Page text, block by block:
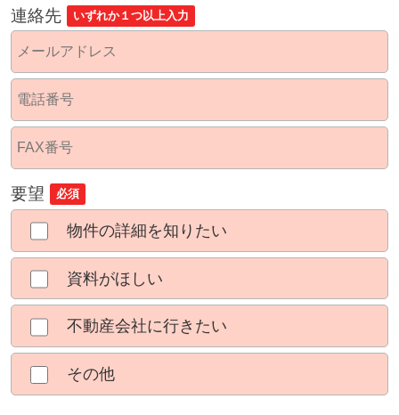
連絡先 いずれか１つ以上入力
要望 必須
物件の詳細を知りたい
資料がほしい
不動産会社に行きたい
その他